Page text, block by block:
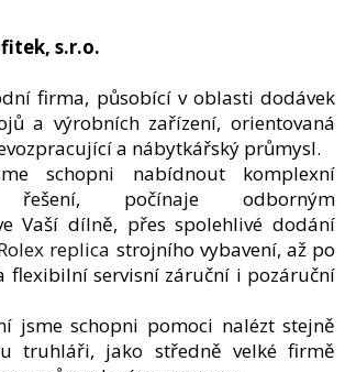
s.r.o.
firma, působící v oblasti dodávek
a výrobních zařízení, orientovaná
a nábytkářský průmysl.
schopni nabídnout komplexní
řešení, počínaje odborným
Vaší dílně, přes spolehlivé dodání
replica strojního vybavení, až po
flexibilní servisní záruční i pozáruční
jsme schopni pomoci nalézt stejně
truhláři, jako středně velké firmě